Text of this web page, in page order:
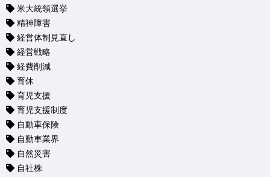
米大統領選挙
精神障害
経営体制見直し
経営戦略
経費削減
育休
育児支援
育児支援制度
自動車保険
自動車業界
自然災害
自社株